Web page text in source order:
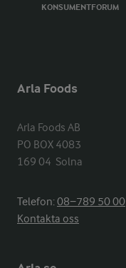
KONSUMENTFORUM
Arla Foods
Arla Foods AB
PO BOX 4083
169 04  Solna
Telefon:08−789 50 00
Kontakta oss